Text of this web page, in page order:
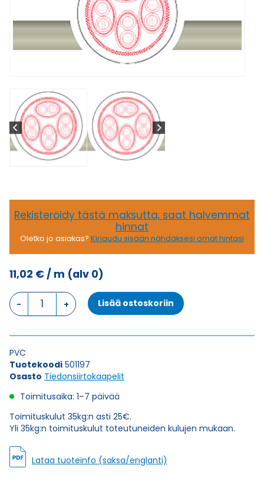
Rekisteröidy tästä maksutta, saat halvemmat
hinnat
Oletko jo asiakas? Kirjaudu sisään nähdäksesi omat hintasi
11,02 €/ m (alv 0)
Tiedonsiirtokaapeli
PAARTRONIC-
LIYCY
määrä
Lisää ostoskoriin
PVC
Tuotekoodi 501197
Osasto Tiedonsiirtokaapelit
Toimitusaika: 1–7 päivää
Toimituskulut 35kg:n asti 25€.
Yli 35kg:n toimituskulut toteutuneiden kulujen mukaan.
Lataa tuoteinfo (saksa/englanti)